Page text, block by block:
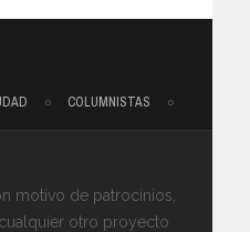
COLUMNISTAS
motivo de patrocinios,
otro proyecto